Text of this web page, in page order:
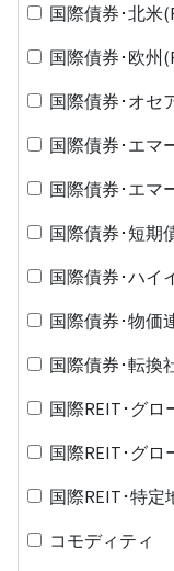
国際債券･北米
国際債券･欧州
国際債券･オセ
国際債券･エマ
国際債券･エマ
国際債券･短期
国際債券･ハイ
国際債券･物価
国際債券･転換
国際REIT･グロ
国際REIT･グロ
国際REIT･特定
コモディティ